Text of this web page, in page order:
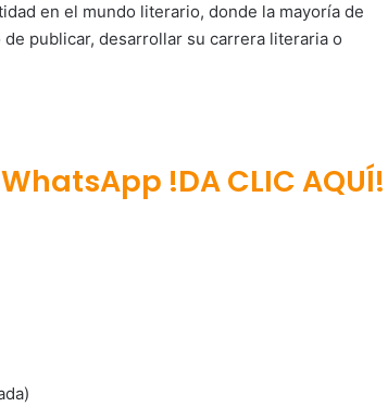
en el mundo literario, donde la mayoría de
publicar, desarrollar su carrera literaria o
!DA CLIC AQUÍ!